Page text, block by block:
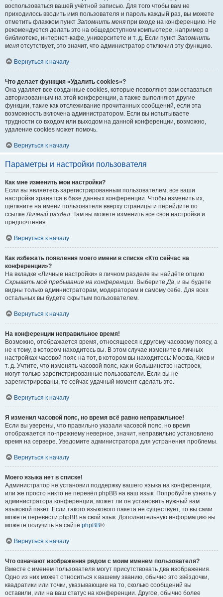
воспользоваться вашей учётной записью. Для того чтобы вам не
приходилось вводить имя пользователя и пароль каждый раз, вы можете
отметить флажком пункт Запомнить меня при входе на конференцию. Не
рекомендуется делать это на общедоступном компьютере, например в
библиотеке, интернет-кафе, университете и т. д. Если пункт Запомнить
меня отсутствует, это значит, что администратор отключил эту функцию.
Вернуться к началу
Что делает функция «Удалить cookies»?
Она удаляет все созданные cookies, которые позволяют вам оставаться
авторизованным на этой конференции, а также выполняют другие
функции, такие как отслеживание прочитанных сообщений, если эта
возможность включена администратором. Если вы испытываете
трудности со входом или выходом на данной конференции, возможно,
удаление cookies может помочь.
Вернуться к началу
Параметры и настройки пользователя
Как мне изменить мои настройки?
Если вы являетесь зарегистрированным пользователем, все ваши
настройки хранятся в базе данных конференции. Чтобы изменить их,
щёлкните на имени пользователя вверху страницы и перейдите по
ссылкеЛичный раздел. Там вы можете изменить все свои настройки и
предпочтения.
Вернуться к началу
Как избежать появления моего имени в списке «Кто сейчас на
конференции»?
На вкладке «Личные настройки» в личном разделе вы найдёте опцию
Скрывать моё пребывание на конференции. ВыберитеДа, и вы будете
видны только администраторам, модераторам и самому себе. Для всех
остальных вы будете скрытым пользователем.
Вернуться к началу
На конференции неправильное время!
Возможно, отображается время, относящееся к другому часовому поясу, а
не к тому, в котором находитесь вы. В этом случае измените в личных
настройках часовой пояс на тот, в котором вы находитесь: Москва, Киев и
т. д. Учтите, что изменять часовой пояс, как и большинство настроек,
могут только зарегистрированные пользователи. Если вы не
зарегистрированы, то сейчас удачный момент сделать это.
Вернуться к началу
Я изменил часовой пояс, но время всё равно неправильное!
Если вы уверены, что правильно указали часовой пояс, но время
отображается по-прежнему неверное, значит, неправильно установлено
время на сервере. Уведомите администратора для устранения проблемы.
Вернуться к началу
Моего языка нет в списке!
Администратор не установил поддержку вашего языка на конференции,
или же просто никто не перевёл phpBB на ваш язык. Попробуйте узнать у
администратора конференции, может ли он установить нужный вам
языковой пакет. Если такого языкового пакета не существует, то вы сами
можете перевести phpBB на свой язык. Дополнительную информацию вы
можете получить на сайте phpBB®.
Вернуться к началу
Что означают изображения рядом с моим именем пользователя?
Вместе с именем пользователя могут присутствовать два изображения.
Одно из них может относиться к вашему званию, обычно это звёздочки,
квадратики или точки, указывающие на то, сколько сообщений вы
оставили, или на ваш статус на конференции. Другое, обычно более